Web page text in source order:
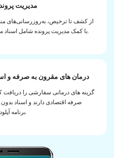
مدیریت
از کشف تا ترخیص، به‌روزرسانی‌های
با کمک مدیریت پرونده شامل اسناد مختلف دریافت کنید.
درمان های مقرون به صرفه و
گزینه های درمانی سفارشی را دریافت
صرفه اقتصادی دارند و اسناد
برنامه آپلود و پردازش می‌کنند.